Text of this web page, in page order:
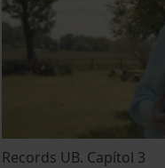
Records UB. Capítol 3